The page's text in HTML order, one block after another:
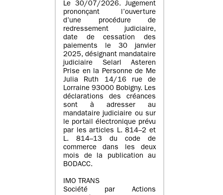
Le 30/07/2026. Jugement
prononçant l’ouverture
d’une procédure de
redressement judiciaire,
date de cessation des
paiements le 30 janvier
2025, désignant mandataire
judiciaire Selarl Asteren
Prise en la Personne de Me
Julia Ruth 14/16 rue de
Lorraine 93000 Bobigny. Les
déclarations des créances
sont à adresser au
mandataire judiciaire ou sur
le portail électronique prévu
par les articles L. 814–2 et
L. 814–13 du code de
commerce dans les deux
mois de la publication au
BODACC.
IMO TRANS
Société par Actions